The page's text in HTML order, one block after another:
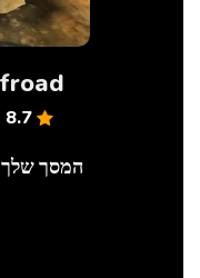
8.7
המסך שלך